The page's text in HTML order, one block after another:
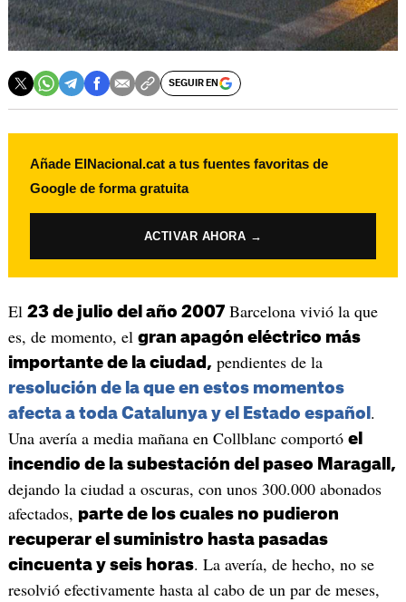
SEGUIR EN
Añade ElNacional.cat a tus fuentes favoritas de
Google de forma gratuita
ACTIVAR AHORA →
El 23 de julio del año 2007Barcelona vivió la que
es, de momento, el gran apagón eléctrico más
importante de la ciudad, pendientes de la
resolución de la que en estos momentos
afecta a toda Catalunya y el Estado español .
Una avería a media mañana en Collblanc comportó el
incendio de la subestación del paseo Maragall,
dejando la ciudad a oscuras, con unos 300.000 abonados
afectados, parte de los cuales no pudieron
recuperar el suministro hasta pasadas
cincuenta y seis horas. La avería, de hecho, no se
resolvió efectivamente hasta al cabo de un par de meses,